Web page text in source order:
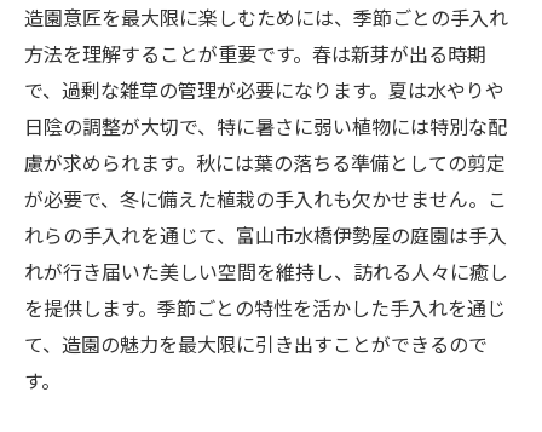
造園意匠を最大限に楽しむためには、季節ごとの手入れ
方法を理解することが重要です。春は新芽が出る時期
で、過剰な雑草の管理が必要になります。夏は水やりや
日陰の調整が大切で、特に暑さに弱い植物には特別な配
慮が求められます。秋には葉の落ちる準備としての剪定
が必要で、冬に備えた植栽の手入れも欠かせません。こ
れらの手入れを通じて、富山市水橋伊勢屋の庭園は手入
れが行き届いた美しい空間を維持し、訪れる人々に癒し
を提供します。季節ごとの特性を活かした手入れを通じ
て、造園の魅力を最大限に引き出すことができるので
す。